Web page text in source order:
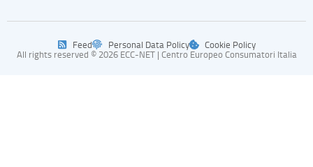
All rights reserved © 2026 ECC-NET | Centro Europeo Consumatori Italia
Feed Personal Data Policy Cookie Policy